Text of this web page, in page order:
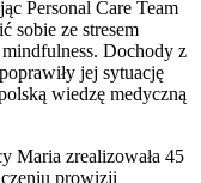
Personal Care Team
sobie ze stresem
Dochody z
jej sytuację
wiedzę medyczną
Maria zrealizowała 45
prowizji